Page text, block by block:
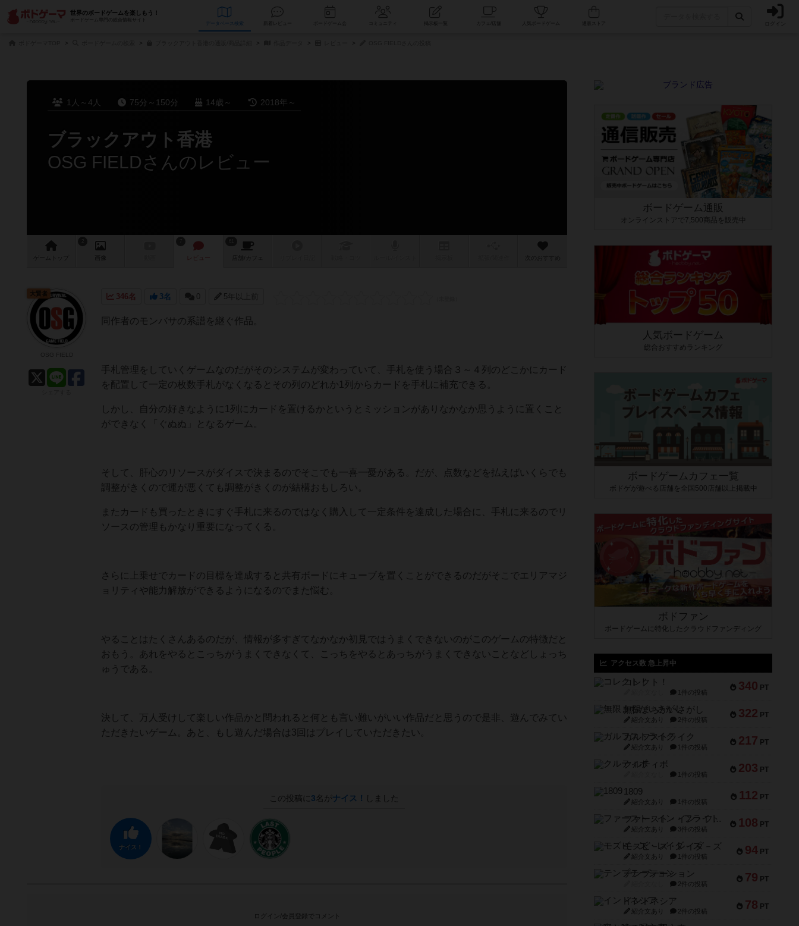
世界のボードゲームを楽しもう！
ボードゲーム専門の総合情報サイト
データベース コミュニティ 人気ボードゲーム ログイン
1人～4人 75分～150分 14歳～ 2018年～
ブラックアウト香港
OSG FIELDさんのレビュー
ゲーム 画像 レビュー 店舗/ カフェ 次のおすすめ
346名 3名 0 5年以上前
同作者のモンバサの系譜を継ぐ作品。
手札管理をしていくゲームなのだがそのシステムが変わっていて、手札を使う場合３～４列のどこかにカード
を配置して一定の枚数手札がなくなるとその列のどれか1列からカードを手札に補充できる。
しかし、自分の好きなように1列にカードを置けるかというとミッションがありなかなか思うように置くこと
ができなく「ぐぬぬ」となるゲーム。
そして、肝心のリソースがダイスで決まるのでそこでも一喜一憂がある。だが、点数などを払えばいくらでも
調整がきくので運が悪くても調整がきくのが結構おもしろい。
またカードも買ったときにすぐ手札に来るのではなく購入して一定条件を達成した場合に、手札に来るのでリ
ソースの管理もかなり重要になってくる。
さらに上乗せでカードの目標を達成すると共有ボードにキューブを置くことができるのだがそこでエリアマジ
ョリティや能力解放ができるようになるのでまた悩む。
やることはたくさんあるのだが、情報が多すぎてなかなか初見ではうまくできないのがこのゲームの特徴だと
おもう。あれをやるとこっちがうまくできなくて、こっちをやるとあっちがうまくできないことなどしょっち
ゅうである。
決して、万人受けして楽しい作品かと問われると何とも言い難いがいい作品だと思うので是非、遊んでみてい
ただきたいゲーム。あと、もし遊んだ場合は3回はプレイしていただきたい。
この投稿に 3名がナイス！ しました
ナイス！
大賢者
ログイン/会員登録でコメント
ボードゲーム通販
オンラインストアで7,500商品を販売中
人気ボードゲーム
総合おすすめランキング
ボードゲームカフェ一覧
ボドゲが遊べる店舗を全国500店舗以上掲載中
ボドファン
ボードゲームに特化したクラウドファンディング
アクセス数 急上昇中
340 PT
コレクト！
1件の投稿
322 PT
無限まちがいさがし
紹介文あり 2件の投稿
217 PT
ガルフストライク
紹介文あり 1件の投稿
203 PT
クルティボ
1件の投稿
112 PT
1809
紹介文あり 1件の投稿
108 PT
ファースト・イン・フライト
紹介文あり 3件の投稿
94 PT
モズビ－ズ・レイダ－ズ
紹介文あり 1件の投稿
79 PT
テンプテーション
2件の投稿
78 PT
インドネシア
紹介文あり 2件の投稿